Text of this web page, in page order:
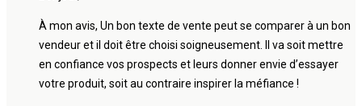
À mon avis, Un bon texte de vente peut se comparer à un bon
vendeur et il doit être choisi soigneusement. Il va soit mettre
en confiance vos prospects et leurs donner envie d’essayer
votre produit, soit au contraire inspirer la méfiance !